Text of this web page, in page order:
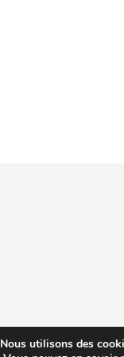
Nous utilisons des